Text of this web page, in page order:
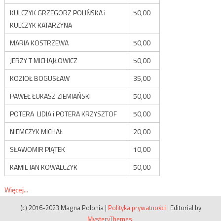
KULCZYK GRZEGORZ POLIŃSKA i
KULCZYK KATARZYNA
50,00
MARIA KOSTRZEWA
50,00
JERZY T MICHAJŁOWICZ
50,00
KOZIOŁ BOGUSŁAW
35,00
PAWEŁ ŁUKASZ ZIEMIAŃSKI
50,00
POTERA LIDIA i POTERA KRZYSZTOF
50,00
NIEMCZYK MICHAŁ
20,00
SŁAWOMIR PIĄTEK
10,00
KAMIL JAN KOWALCZYK
50,00
Więcej...
(c) 2016-2023 Magna Polonia | Polityka prywatności | Editorial by